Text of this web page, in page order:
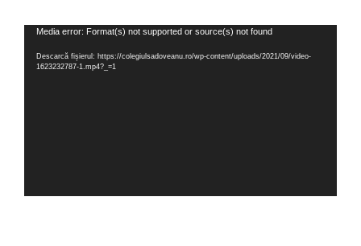
Player
video
Media error: Format(s) not supported or source(s) not found
Descarcă fișierul: https://colegiulsadoveanu.ro/wp-content/uploads/2021/09/video-
1623232787-1.mp4?_=1